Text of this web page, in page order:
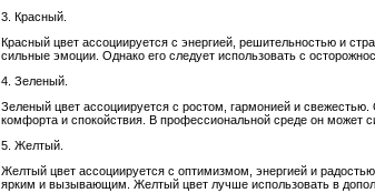
3. Красный.
Красный цвет ассоциируется с энергией, решительностью и
сильные эмоции. Однако его следует использовать с
4. Зеленый.
Зеленый цвет ассоциируется с ростом, гармонией и
комфорта и спокойствия. В профессиональной среде он может
5. Желтый.
Желтый цвет ассоциируется с оптимизмом, энергией и
ярким и вызывающим. Желтый цвет лучше использовать в